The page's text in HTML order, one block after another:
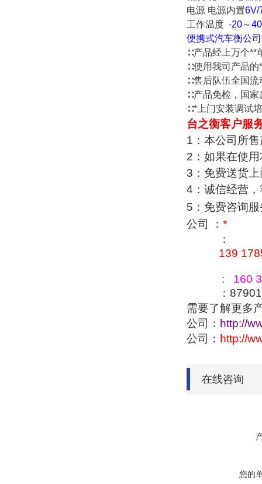
电源 电源内置6V/
工作温度 -20～40
便携式汽车衡公
∷产品经上万个**
∷使用我司产品
∷售后队伍全国
∷产品免检，国
∷*上门安装调试
台之衡客户服
1 ：本公司所
2 ：如果在使
3 ：免费送货
4 ：诚信经营
5 ：免费咨询
公司 ： *
：
139
: 160
：
需要了解更多
公司： http://
公司： http://
在线咨询
您的